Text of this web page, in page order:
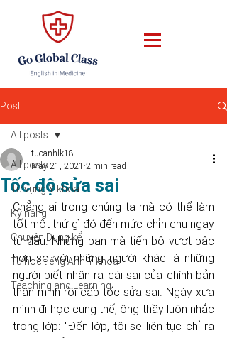
Post
All posts
Từ vựng Y khoa
Kỹ năng
Chuyện Dung kể
Tự học tiếng Anh Y khoa
Teaching and Learning
All posts
Tốc độ sửa sai
tuoanhlk18
May 21, 2021 2 min read
Chẳng ai trong chúng ta mà có thể làm
tốt một thứ gì đó đến mức chỉn chu ngay
từ đầu. Những bạn mà tiến bộ vượt bậc
hơn so với những người khác là những
người biết nhận ra cái sai của chính bản
thân mình rồi cấp tốc sửa sai. Ngày xưa
mình đi học cũng thế, ông thầy luôn nhắc
trong lớp: "Đến lớp, tôi sẽ liên tục chỉ ra